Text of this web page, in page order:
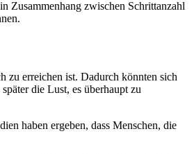
Zusammenhang zwischen Schrittanzahl
zu erreichen ist. Dadurch könnten sich
die Lust, es überhaupt zu
haben ergeben, dass Menschen, die